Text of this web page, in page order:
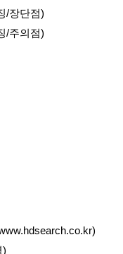
/장단점)
/주의점)
)